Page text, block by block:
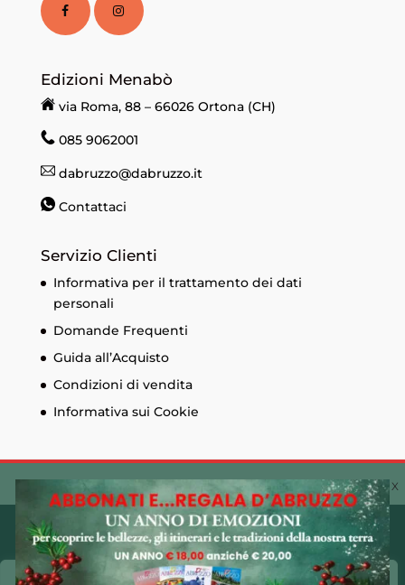
Edizioni Menabò
via Roma, 88 – 66026 Ortona (CH)
085 9062001
dabruzzo@dabruzzo.it
Contattaci
Servizio Clienti
Informativa per il trattamento dei dati
personali
Domande Frequenti
Guida all’Acquisto
Condizioni di vendita
Informativa sui Cookie
© Edizioni Menabò. Iscrizione al registro delle
imprese di Chieti n. 93573 - Capitale sociale
30.600,00 € - P.I. 01525690697 Made by
CLAC!